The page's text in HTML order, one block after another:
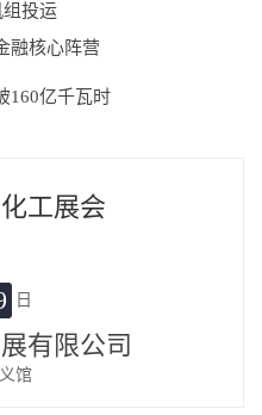
投运
融核心阵营
160亿千瓦时
工展会
日
有限公司
馆